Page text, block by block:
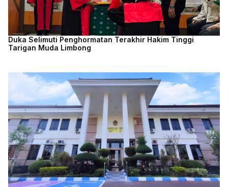
Duka Selimuti Penghormatan Terakhir Hakim Tinggi
Tarigan Muda Limbong